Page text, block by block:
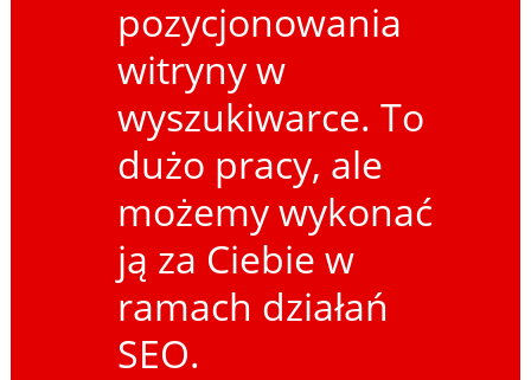
pozycjonowania
witryny w
wyszukiwarce. To
dużo pracy, ale
możemy wykonać
ją za Ciebie w
ramach działań
SEO.